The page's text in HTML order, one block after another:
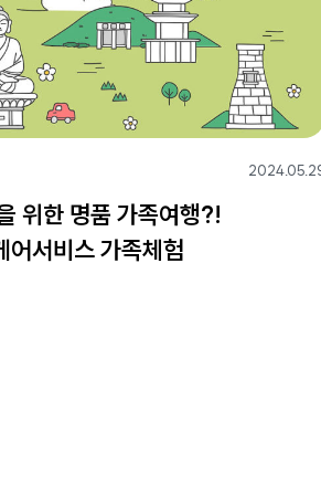
위한 명품 가족여행?!
어서비스 가족체험